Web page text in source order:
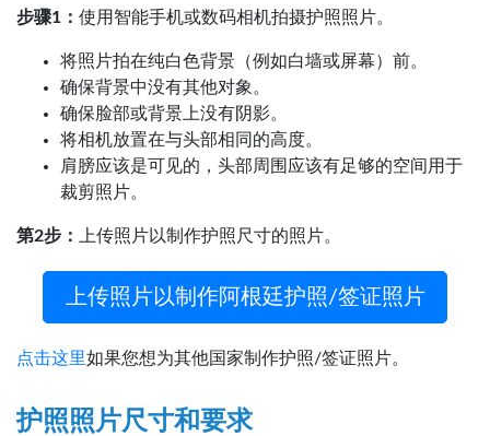
步骤1： 使用智能手机或数码相机拍摄护照照片。
将照片拍在纯白色背景（例如白墙或屏幕）前。
确保背景中没有其他对象。
确保脸部或背景上没有阴影。
将相机放置在与头部相同的高度。
肩膀应该是可见的，头部周围应该有足够的空间用于
裁剪照片。
第2步： 上传照片以制作护照尺寸的照片。
上传照片以制作阿根廷护照/签证照片
点击这里如果您想为其他国家制作护照/签证照片。
护照照片尺寸和要求